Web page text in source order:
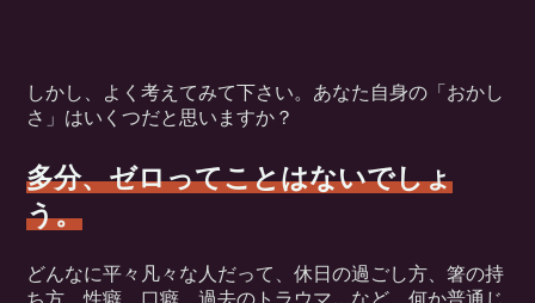
しかし、よく考えてみて下さい。あなた自身の「おかし
さ」はいくつだと思いますか？
多分、ゼロってことはないでしょ
う。
どんなに平々凡々な人だって、休日の過ごし方、箸の持
ち方、性癖、口癖、過去のトラウマ…など、何か普通じ